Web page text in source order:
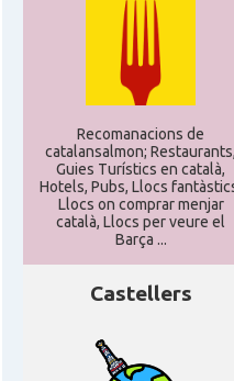
Consolat
Consolat
Consolat
Consolat
Consolat
Recomanacions de
catalansalmon; Restaurants,
Guies Turístics en català,
Hotels, Pubs, Llocs
Llocs on comprar menjar
català, Llocs per veure el
Barça ...
Castellers